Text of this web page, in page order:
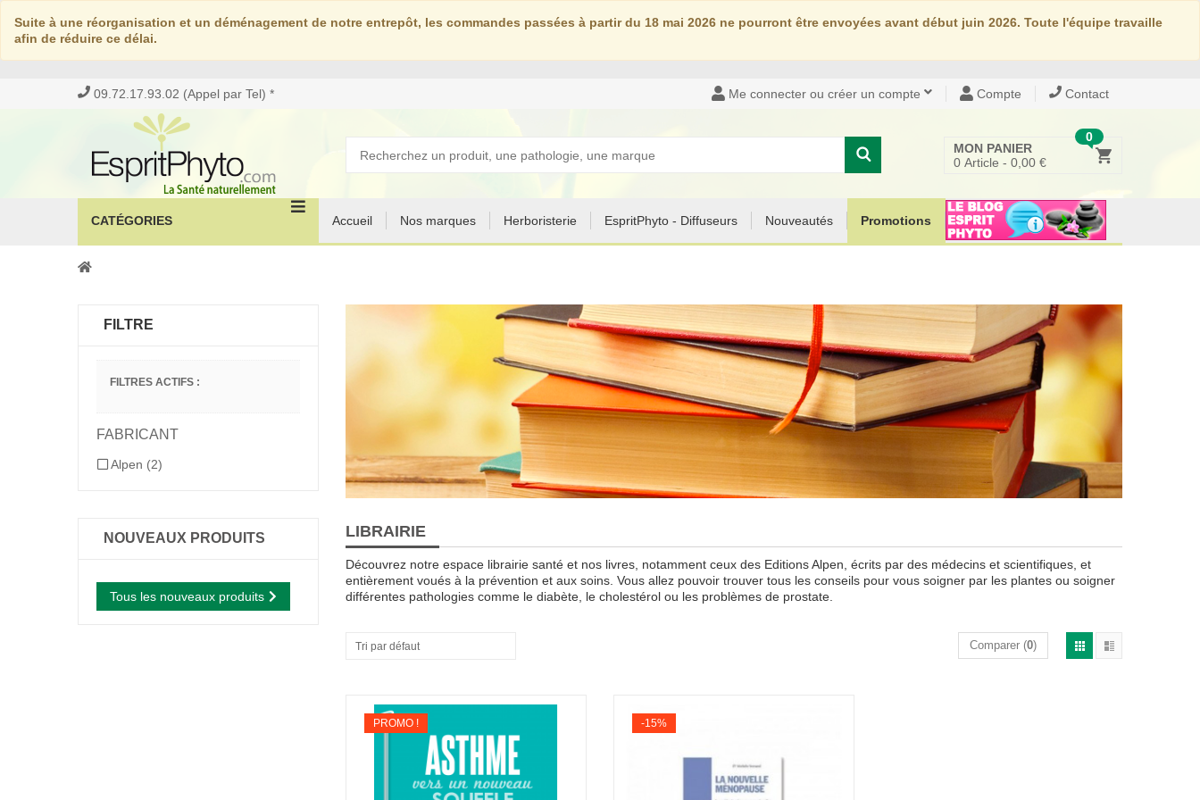
Suite à une réorganisation et un déménagement de notre entrepôt, les commandes passées à partir du 18 mai 2026 ne pourront être envoyées avant début juin 2026. Toute l'équipe travaille
afin de réduire ce délai.
09.72.17.93.02 (Appel par Tel) * Me connecter ou créer un compte Compte Contact
0
MON PANIER
0 Article - 0,00 €
CATÉGORIES Accueil Nos marques Herboristerie EspritPhyto - Diffuseurs Nouveautés Promotions
LIBRAIRIE
Découvrez notre espace librairie santé et nos livres, notamment ceux des Editions Alpen, écrits par des médecins et scientifiques, et
entièrement voués à la prévention et aux soins. Vous allez pouvoir trouver tous les conseils pour vous soigner par les plantes ou soigner
différentes pathologies comme le diabète, le cholestérol ou les problèmes de prostate.
Tri par défaut Comparer (0)
-15%
PROMO ! -15%
FILTRE
FILTRES ACTIFS :
FABRICANT
Alpen (2)
NOUVEAUX PRODUITS
Tous les nouveaux produits